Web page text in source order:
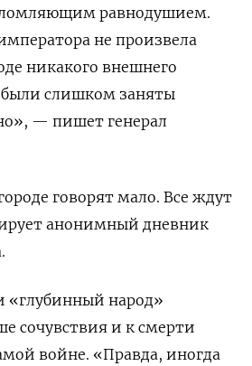
равнодушием.
не произвела
никакого внешнего
слишком заняты
— пишет генерал
говорят мало. Все ждут
анонимный дневник
«глубинный народ»
сочувствия и к смерти
войне. «Правда, иногда